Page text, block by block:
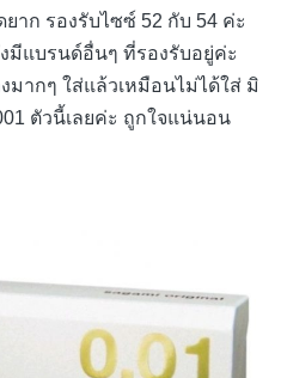
าก รองรับไซซ์ 52 กับ 54 ค่ะ
มีแบรนด์อื่นๆ ที่รองรับอยู่ค่ะ
ากๆ ใส่แล้วเหมือนไม่ได้ใส่ มิ
ตัวนี้เลยค่ะ ถูกใจแน่นอน